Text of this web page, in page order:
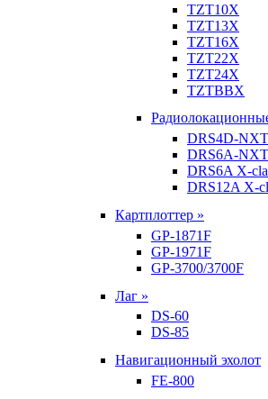
TZT10X
TZT13X
TZT16X
TZT22X
TZT24X
TZTBBX
DRS4D-NXT
DRS6A-NXT
DRS6A X-
DRS12A X-
Картплоттер »
GP-1871F
GP-1971F
GP-3700/3700F
Лаг »
DS-60
DS-85
Навигационный эхолот
FE-800